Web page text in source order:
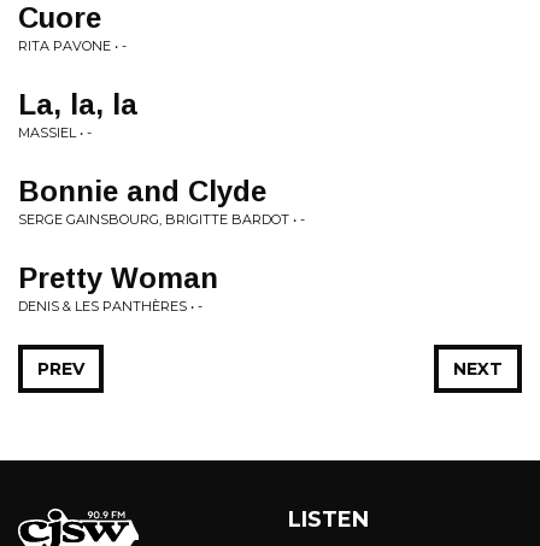
Cuore
RITA PAVONE • -
La, la, la
MASSIEL • -
Bonnie and Clyde
SERGE GAINSBOURG, BRIGITTE BARDOT • -
Pretty Woman
DENIS & LES PANTHÈRES • -
NEXT
PREV
LISTEN